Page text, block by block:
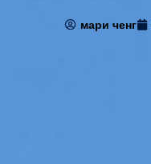
мари ченг